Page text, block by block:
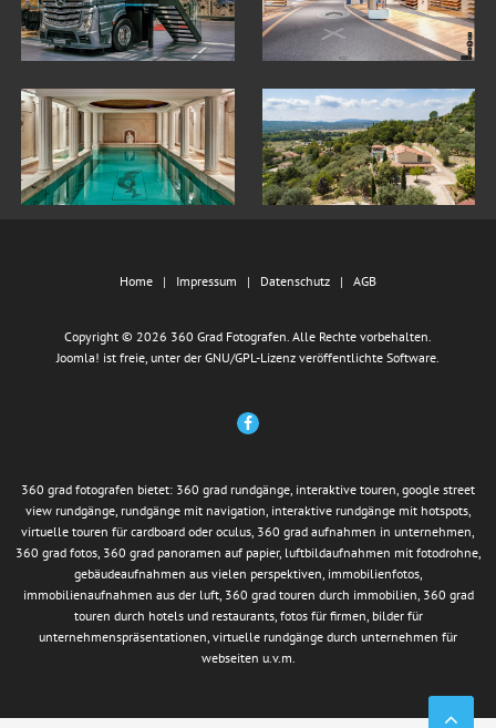
Home Impressum Datenschutz AGB
Copyright © 2026 360 Grad Fotografen. Alle Rechte vorbehalten.
Joomla! ist freie, unter der GNU/GPL-Lizenz veröffentlichte Software.
360 grad fotografen bietet: 360 grad rundgänge, interaktive touren, google street
view rundgänge, rundgänge mit navigation, interaktive rundgänge mit hotspots,
virtuelle touren für cardboard oder oculus, 360 grad aufnahmen in unternehmen,
360 grad fotos, 360 grad panoramen auf papier, luftbildaufnahmen mit fotodrohne,
gebäudeaufnahmen aus vielen perspektiven, immobilienfotos,
immobilienaufnahmen aus der luft, 360 grad touren durch immobilien, 360 grad
touren durch hotels und restaurants, fotos für firmen, bilder für
unternehmenspräsentationen, virtuelle rundgänge durch unternehmen für
webseiten u.v.m.